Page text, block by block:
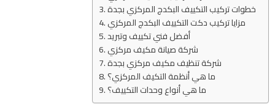
خطوات تركيب التكييف البكدج المركزي بجدة
مزايا تركيب دكت التكييف البكدج المركزي
أفضل فني تكييف وتبريد
شركة صيانة مكيف مركزي
شركة تنظيف مكيف مركزي بجدة
ما هي أنظمة التكيف المركزي؟
ما هي أنواع وحدات التكييف؟